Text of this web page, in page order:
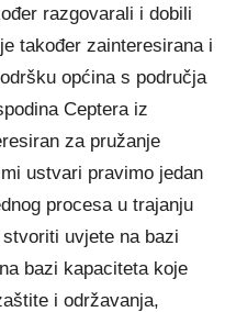
razgovarali i dobili
također zainteresirana i
općina s područja
Ceptera iz
za pružanje
ustvari pravimo jedan
procesa u trajanju
uvjete na bazi
bazi kapaciteta koje
i održavanja,